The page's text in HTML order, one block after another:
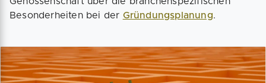
Besonderheiten bei der Gründungsplanung.